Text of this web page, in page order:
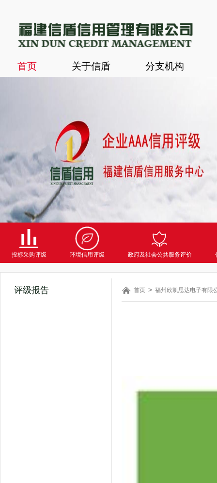
首页 关于信盾 分支机构
投标采购评级 环境信用评级 政府及社会公共服务评价
评级报告 首页 福州欣凯思达电子有限